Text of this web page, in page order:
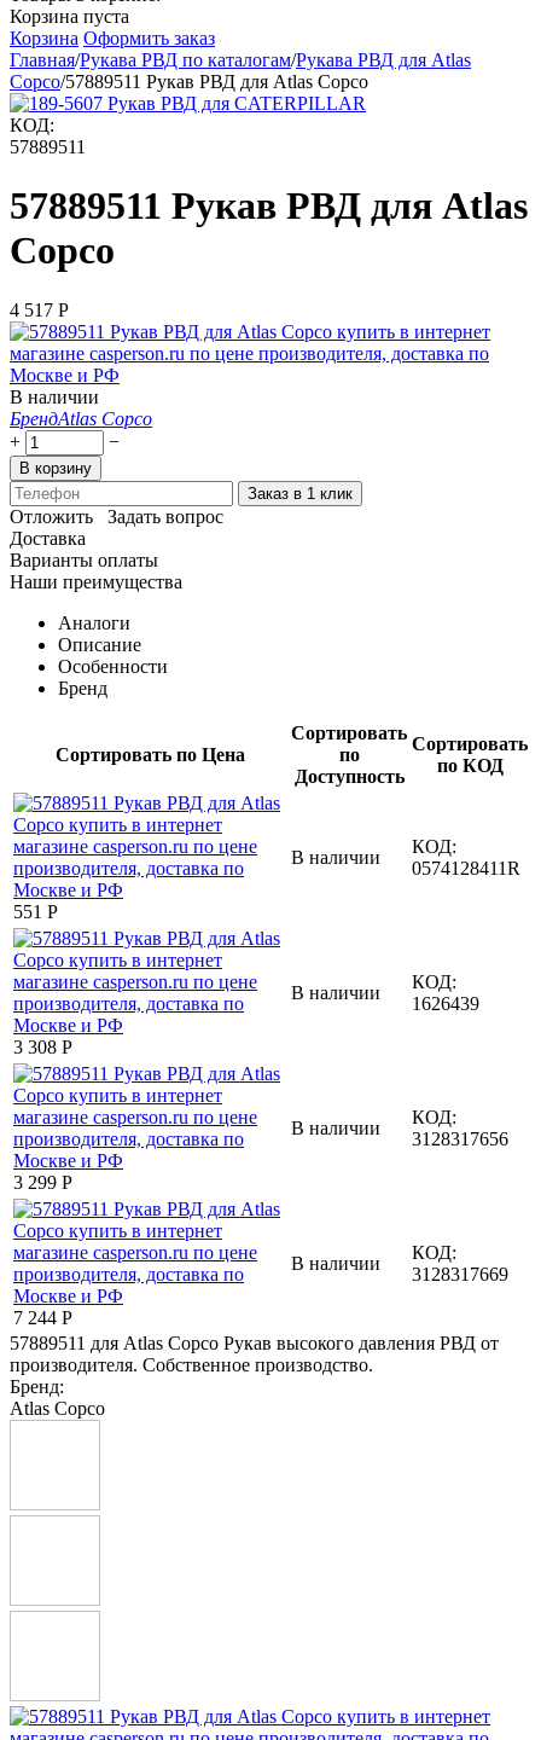
Корзина пуста
Корзина Оформить заказ
Главная/Рукава РВД по каталогам/Рукава РВД для Atlas
Copco/57889511 Рукав РВД для Atlas Copco
КОД:
57889511
57889511 Рукав РВД для Atlas
Copco
4 517 Р
В наличии
БрендAtlas Copco
+
−
В корзину
Заказ в 1 клик
Отложить
Задать вопрос
Доставка
Варианты оплаты
Наши преимущества
Аналоги
Описание
Особенности
Бренд
Сортировать по Цена
Сортировать
по
Доступность
Сортировать
по КОД
‍551‍ Р
В наличии
КОД:
0574128411R
3 308 Р
В наличии
КОД:
1626439
3 299 Р
В наличии
КОД:
3128317656
7 244 Р
В наличии
КОД:
3128317669
57889511 для Atlas Copco Рукав высокого давления РВД от
производителя. Собственное производство.
Бренд:
Atlas Copco